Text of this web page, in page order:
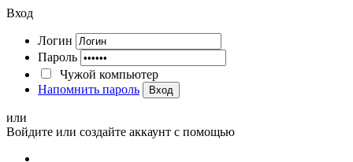
Вход
Логин
Пароль
Чужой компьютер
Напомнить пароль
Вход
или
Войдите или создайте аккаунт с помощью